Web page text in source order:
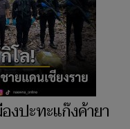
งปะทะแก๊งค้ายา